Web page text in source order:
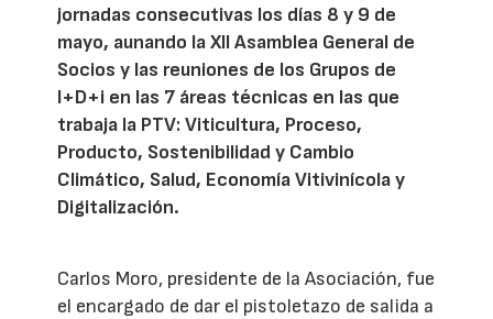
jornadas consecutivas los días 8 y 9 de
mayo, aunando la XII Asamblea General de
Socios y las reuniones de los Grupos de
I+D+i en las 7 áreas técnicas en las que
trabaja la PTV: Viticultura, Proceso,
Producto, Sostenibilidad y Cambio
Climático, Salud, Economía Vitivinícola y
Digitalización.
Carlos Moro, presidente de la Asociación, fue
el encargado de dar el pistoletazo de salida a